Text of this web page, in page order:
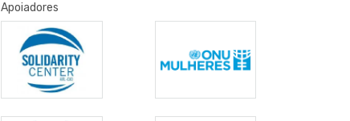
Apoiadores